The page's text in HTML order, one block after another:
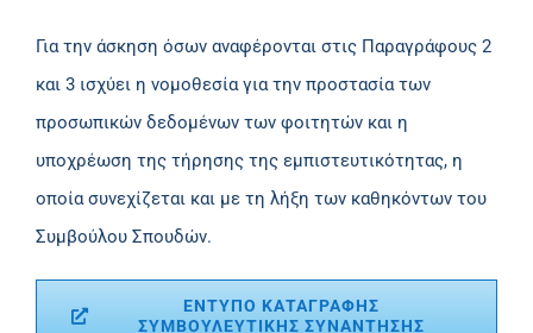
Για την άσκηση όσων αναφέρονται στις Παραγράφους 2
και 3 ισχύει η νομοθεσία για την προστασία των
προσωπικών δεδομένων των φοιτητών και η
υποχρέωση της τήρησης της εμπιστευτικότητας, η
οποία συνεχίζεται και με τη λήξη των καθηκόντων του
Συμβούλου Σπουδών.
ΕΝΤΥΠΟ ΚΑΤΑΓΡΑΦΗΣ
ΣΥΜΒΟΥΛΕΥΤΙΚΗΣ ΣΥΝΑΝΤΗΣΗΣ